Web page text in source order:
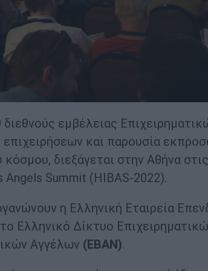
εμβέλειας
και παρουσία
κόσμου, διεξάγεται στην Αθήνα
Angels Summit (HIBAS-2022).
η Ελληνική Εταιρεία
Ελληνικό Δίκτυο
Αγγέλων (EBAN).